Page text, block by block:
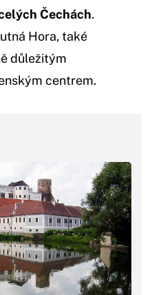
Čechách.
Hora, také
důležitým
centrem.